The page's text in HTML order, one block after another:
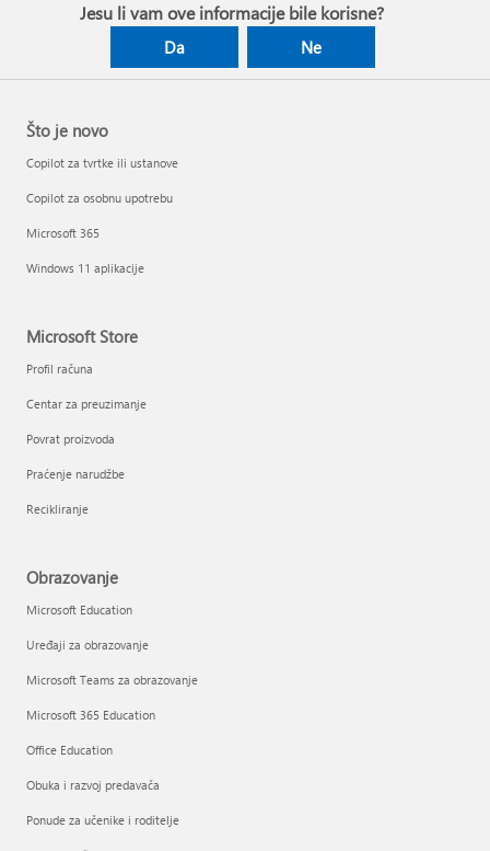
Jesu li vam ove informacije bile korisne?
Da Ne
Što je novo
Copilot za tvrtke ili ustanove
Copilot za osobnu upotrebu
Microsoft 365
Windows 11 aplikacije
Microsoft Store
Profil računa
Centar za preuzimanje
Povrat proizvoda
Praćenje narudžbe
Recikliranje
Obrazovanje
Microsoft Education
Uređaji za obrazovanje
Microsoft Teams za obrazovanje
Microsoft 365 Education
Office Education
Obuka i razvoj predavača
Ponude za učenike i roditelje